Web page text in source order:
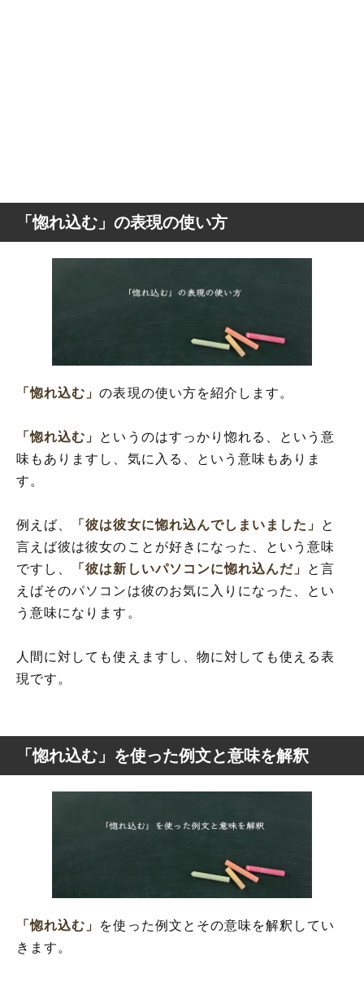
「惚れ込む」の表現の使い方
「惚れ込む」の表現の使い方を紹介します。
「惚れ込む」 というのはすっかり惚れる、という意
味もありますし、気に入る、という意味もありま
す。
例えば、 「彼は彼女に惚れ込んでしまいました」 と
言えば彼は彼女のことが好きになった、という意味
ですし、
「彼は新しいパソコンに惚れ込んだ」 と言
えばそのパソコンは彼のお気に入りになった、とい
う意味になります。
人間に対しても使えますし、物に対しても使える表
現です。
「惚れ込む」を使った例文と意味を解釈
「惚れ込む」 を使った例文とその意味を解釈してい
きます。